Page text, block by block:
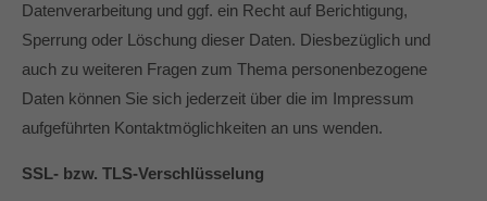
Datenverarbeitung und ggf. ein Recht auf Berichtigung,
Sperrung oder Löschung dieser Daten. Diesbezüglich und
auch zu weiteren Fragen zum Thema personenbezogene
Daten können Sie sich jederzeit über die im Impressum
aufgeführten Kontaktmöglichkeiten an uns wenden.
SSL- bzw. TLS-Verschlüsselung